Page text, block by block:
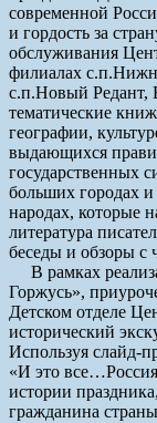
современной
и гордость за
обслуживания
филиалах
с.п.Новый
тематические
географии,
выдающихся
государственных
больших городах
народах, которые
литература
беседы и обзоры с
В рамках
Горжусь»,
Детском отделе
исторический
Используя слайд-
«И это
истории
гражданина